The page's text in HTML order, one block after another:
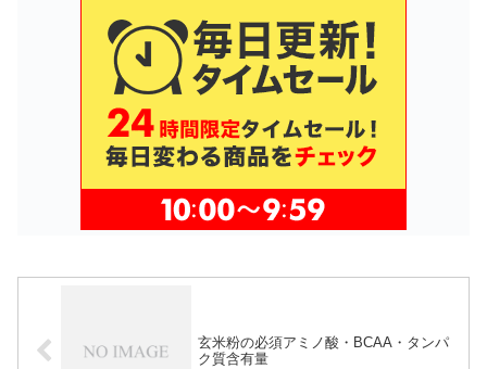
玄米粉の必須アミノ酸・BCAA・タンパ
ク質含有量